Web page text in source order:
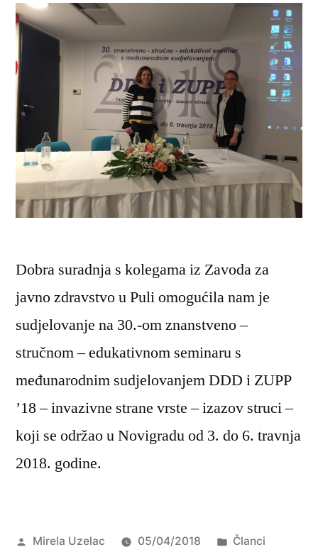
Dobra suradnja s kolegama iz Zavoda za
javno zdravstvo u Puli omogućila nam je
sudjelovanje na 30.-om znanstveno –
stručnom – edukativnom seminaru s
međunarodnim sudjelovanjem DDD i ZUPP
’18 – invazivne strane vrste – izazov struci –
koji se održao u Novigradu od 3. do 6. travnja
2018. godine.
Objavio
Mirela Uzelac 05/04/2018
Objavljeno
Članci